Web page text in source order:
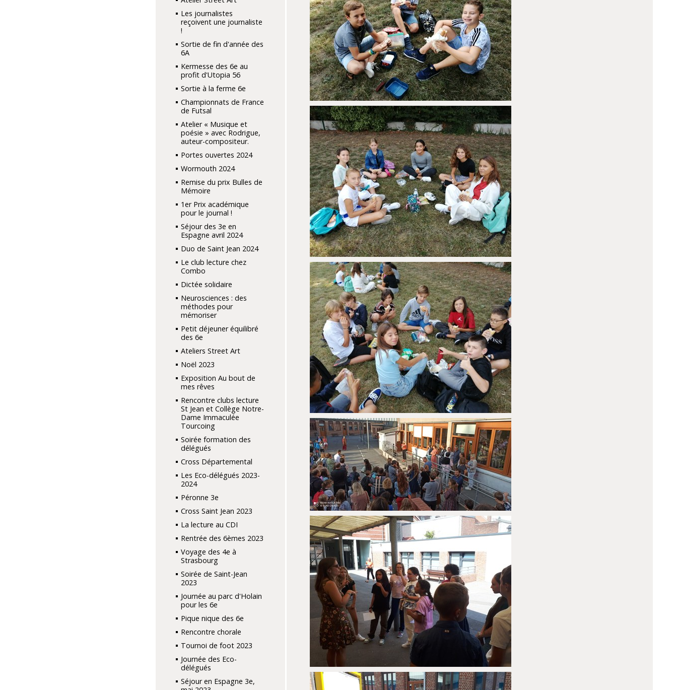
Les journalistes
reçoivent une journaliste
!
Sortie de fin d'année des
6A
Kermesse des 6e au
profit d'Utopia 56
Sortie à la ferme 6e
Championnats de France
de Futsal
Atelier « Musique et
poésie » avec Rodrigue,
auteur-compositeur.
Portes ouvertes 2024
Wormouth 2024
Remise du prix Bulles de
Mémoire
1er Prix académique
pour le journal !
Séjour des 3e en
Espagne avril 2024
Duo de Saint Jean 2024
Le club lecture chez
Combo
Dictée solidaire
Neurosciences : des
méthodes pour
mémoriser
Petit déjeuner équilibré
des 6e
Ateliers Street Art
Noël 2023
Exposition Au bout de
mes rêves
Rencontre clubs lecture
St Jean et Collège Notre-
Dame Immaculée
Tourcoing
Soirée formation des
délégués
Cross Départemental
Les Eco-délégués 2023-
2024
Péronne 3e
Cross Saint Jean 2023
La lecture au CDI
Rentrée des 6èmes 2023
Voyage des 4e à
Strasbourg
Soirée de Saint-Jean
2023
Journée au parc d'Holain
pour les 6e
Pique nique des 6e
Rencontre chorale
Tournoi de foot 2023
Journée des Eco-
délégués
Séjour en Espagne 3e,